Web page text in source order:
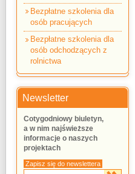
Bezpłatne szkolenia dla
osób pracujących
Bezpłatne szkolenia dla
osób odchodzących z
rolnictwa
Newsletter
Cotygodniowy biuletyn,
a w nim najświeższe
informacje o naszych
projektach
Zapisz się do newslettera